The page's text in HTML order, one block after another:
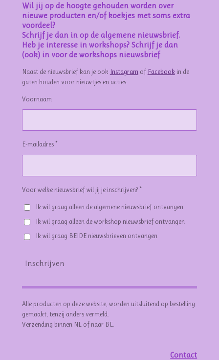
Wil jij op de hoogte gehouden worden over
nieuwe producten en/of koekjes met soms extra
voordeel?
Schrijf je dan in op de algemene nieuwsbrief.
Heb je interesse in workshops? Schrijf je dan
(ook) in voor de workshops nieuwsbrief
Naast de nieuwsbrief kan je ook Instagram of Facebook in de
gaten houden voor nieuwtjes en acties.
Voornaam
E-mailadres *
Voor welke nieuwsbrief wil jij je inschrijven? *
Ik wil graag alleen de algemene nieuwsbrief ontvangen
Ik wil graag alleen de workshop nieuwsbrief ontvangen
Ik wil graag BEIDE nieuwsbrieven ontvangen
Inschrijven
Alle producten op deze website, worden uitsluitend op bestelling
gemaakt, tenzij anders vermeld.
Verzending binnen NL of naar BE.
Contact